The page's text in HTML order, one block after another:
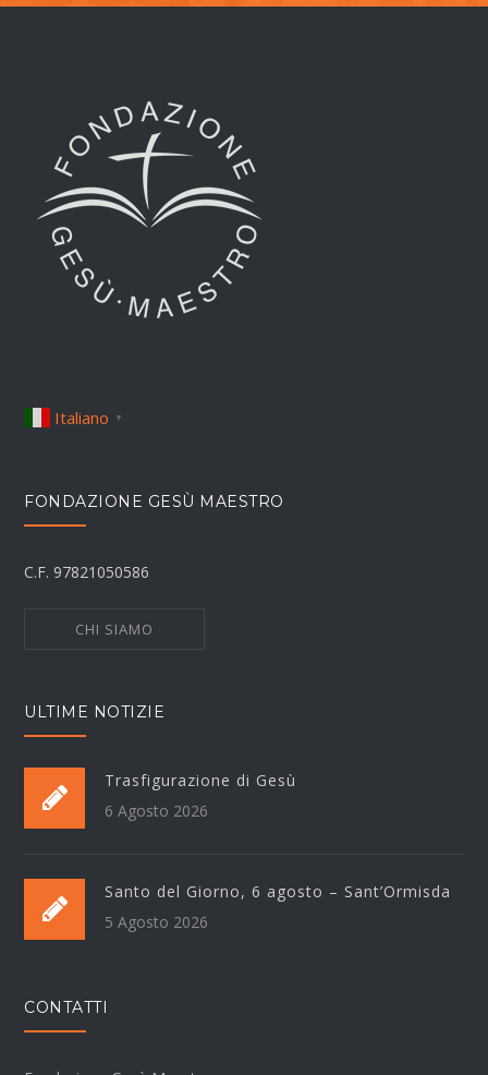
Italiano ▼
FONDAZIONE GESÙ MAESTRO
C.F. 97821050586
CHI SIAMO
ULTIME NOTIZIE
Trasfigurazione di Gesù
6 Agosto 2026
Santo del Giorno, 6 agosto – Sant’Ormisda
5 Agosto 2026
CONTATTI